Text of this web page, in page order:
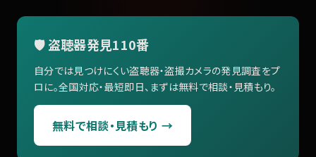
🛡️ 盗聴器発見110番
自分では見つけにくい盗聴器・盗撮カメラの発見調査をプ
ロに。全国対応・最短即日、まずは無料で相談・見積もり。
無料で相談・見積もり →